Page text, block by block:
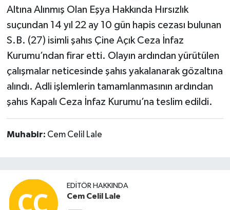
Altına Alınmış Olan Eşya Hakkında Hırsızlık
suçundan 14 yıl 22 ay 10 gün hapis cezası bulunan
S.B. (27) isimli şahıs Çine Açık Ceza İnfaz
Kurumu’ndan firar etti. Olayın ardından yürütülen
çalışmalar neticesinde şahıs yakalanarak gözaltına
alındı. Adli işlemlerin tamamlanmasının ardından
şahıs Kapalı Ceza İnfaz Kurumu’na teslim edildi.
Muhabir: Cem Celil Lale
EDITÖR HAKKINDA
Cem Celil Lale